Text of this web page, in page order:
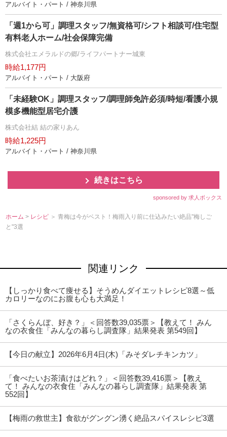
アルバイト・パート / 神奈川県
「週1から可」調理スタッフ/無資格可/シフト相談可/住宅型
有料老人ホーム/社会保障完備
株式会社エメラルドの郷/ライフパートナー城東
時給1,177円
アルバイト・パート / 大阪府
「未経験OK」調理スタッフ/調理師免許必須/時短/看護小規
模多機能型居宅介護
株式会社結 結の家りあん
時給1,225円
アルバイト・パート / 神奈川県
続きはこちら
sponsored by 求人ボックス
ホーム > レシピ ＞ 青梅は今がベスト！梅雨入り前に仕込みたい絶品"梅しご
と"3選
関連リンク
【しっかり食べて痩せる】そうめんダイエットレシピ8選～低
カロリーなのにお腹も心も大満足！
「さくらんぼ、好き？」＜回答数39,035票＞【教えて！ みん
なの衣食住「みんなの暮らし調査隊」結果発表 第549回】
【今日の献立】2026年6月4日(木)「みそダレチキンカツ」
「食べたいお茶漬けはどれ？」＜回答数39,416票＞【教え
て！ みんなの衣食住「みんなの暮らし調査隊」結果発表 第
552回】
【梅雨の救世主】食欲がグングン湧く絶品スパイスレシピ3選